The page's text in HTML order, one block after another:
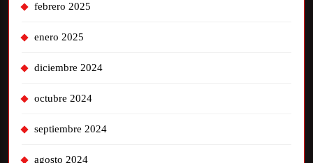
febrero 2025
enero 2025
diciembre 2024
octubre 2024
septiembre 2024
agosto 2024